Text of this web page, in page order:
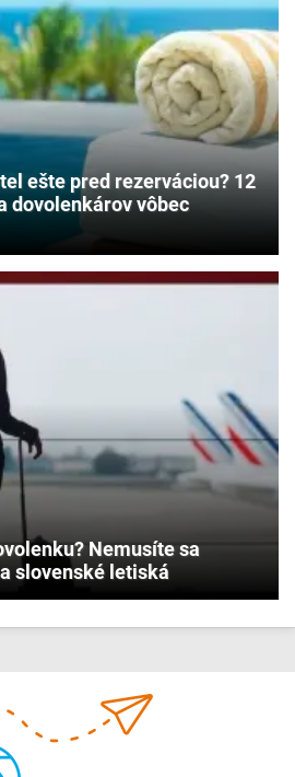
ešte pred rezerváciou? 12
dovolenkárov vôbec
Nemusíte sa
slovenské letiská